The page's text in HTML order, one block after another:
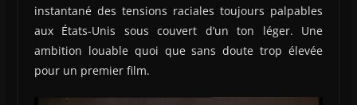
instantané des tensions raciales toujours palpables
aux États-Unis sous couvert d’un ton léger. Une
ambition louable quoi que sans doute trop élevée
pour un premier film.